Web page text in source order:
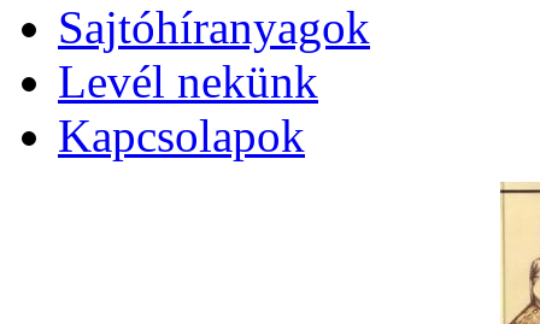
Sajtóhíranyagok
Levél nekünk
Kapcsolapok